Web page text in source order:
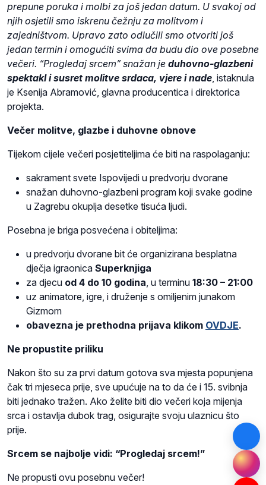
prepune poruka i molbi za još jedan datum. U svakoj od
njih osjetili smo iskrenu čežnju za molitvom i
zajedništvom. Upravo zato odlučili smo otvoriti još
jedan termin i omogućiti svima da budu dio ove posebne
večeri. “Progledaj srcem” snažan je duhovno-glazbeni
spektakl i susret molitve srdaca, vjere i nade, istaknula
je Ksenija Abramović, glavna producentica i direktorica
projekta.
Večer molitve, glazbe i duhovne obnove
Tijekom cijele večeri posjetiteljima će biti na raspolaganju:
sakrament svete Ispovijedi u predvorju dvorane
snažan duhovno-glazbeni program koji svake godine
u Zagrebu okuplja desetke tisuća ljudi.
Posebna je briga posvećena i obiteljima:
u predvorju dvorane bit će organizirana besplatna
dječja igraonica Superknjiga
za djecu od 4 do 10 godina, u terminu 18:30 – 21:00
uz animatore, igre, i druženje s omiljenim junakom
Gizmom
obavezna je prethodna prijava klikom OVDJE.
Ne propustite priliku
Nakon što su za prvi datum gotova sva mjesta popunjena
čak tri mjeseca prije, sve upućuje na to da će i 15. svibnja
biti jednako tražen. Ako želite biti dio večeri koja mijenja
srca i ostavlja dubok trag, osigurajte svoju ulaznicu što
prije.
Srcem se najbolje vidi: “Progledaj srcem!”
Ne propusti ovu posebnu večer!